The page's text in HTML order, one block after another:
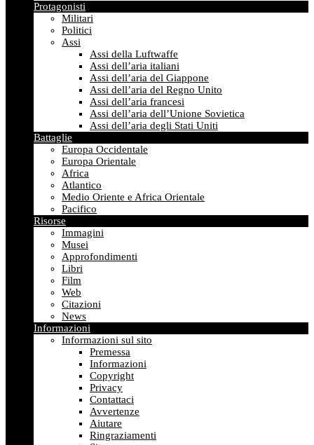
Protagonisti
Militari
Politici
Assi
Assi della Luftwaffe
Assi dell’aria italiani
Assi dell’aria del Giappone
Assi dell’aria del Regno Unito
Assi dell’aria francesi
Assi dell’aria dell’Unione Sovietica
Assi dell’aria degli Stati Uniti
Battaglie
Europa Occidentale
Europa Orientale
Africa
Atlantico
Medio Oriente e Africa Orientale
Pacifico
Risorse
Immagini
Musei
Approfondimenti
Libri
Film
Web
Citazioni
News
Informazioni
Informazioni sul sito
Premessa
Informazioni
Copyright
Privacy
Contattaci
Avvertenze
Aiutare
Ringraziamenti